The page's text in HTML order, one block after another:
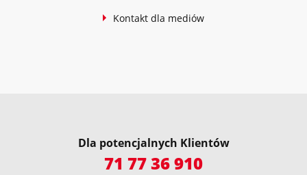
Kontakt dla mediów
Dla potencjalnych Klientów
71 77 36 910